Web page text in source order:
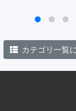
カテゴリ一覧